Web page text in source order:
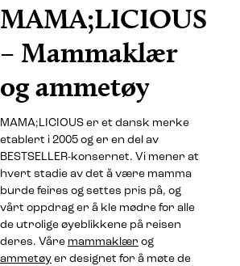
MAMA;LICIOUS
– Mammaklær
og ammetøy
MAMA;LICIOUS er et dansk merke
etablert i 2005 og er en del av
BESTSELLER-konsernet. Vi mener at
hvert stadie av det å være mamma
burde feires og settes pris på, og
vårt oppdrag er å kle mødre for alle
de utrolige øyeblikkene på reisen
deres. Våre mammaklær og
ammetøy er designet for å møte de